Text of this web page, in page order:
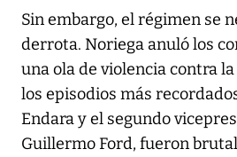
Sin embargo, el régimen se
derrota. Noriega anuló los
una ola de violencia contra
los episodios más
Endara y el segundo
Guillermo Ford, fueron